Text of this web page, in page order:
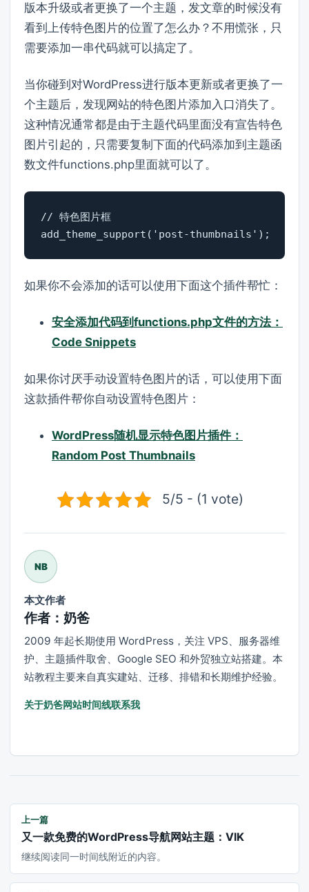
版本升级或者更换了一个主题，发文章的时候没有
看到上传特色图片的位置了怎么办？不用慌张，只
需要添加一串代码就可以搞定了。
当你碰到对WordPress进行版本更新或者更换了一
个主题后，发现网站的特色图片添加入口消失了。
这种情况通常都是由于主题代码里面没有宣告特色
图片引起的，只需要复制下面的代码添加到主题函
数文件functions.php里面就可以了。
// 特色图片框
add_theme_support('post-thumbnails');
如果你不会添加的话可以使用下面这个插件帮忙：
安全添加代码到functions.php文件的方法：
Code Snippets
如果你讨厌手动设置特色图片的话，可以使用下面
这款插件帮你自动设置特色图片：
WordPress随机显示特色图片插件：
Random Post Thumbnails
5/5 - (1 vote)
NB
本文作者
作者：奶爸
2009 年起长期使用 WordPress，关注 VPS、服务器维
护、主题插件取舍、Google SEO 和外贸独立站搭建。本
站教程主要来自真实建站、迁移、排错和长期维护经验。
关于奶爸网站时间线联系我
上一篇
又一款免费的WordPress导航网站主题：VIK
继续阅读同一时间线附近的内容。